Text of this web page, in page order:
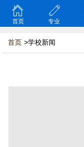
首页 专业
首页 >学校新闻